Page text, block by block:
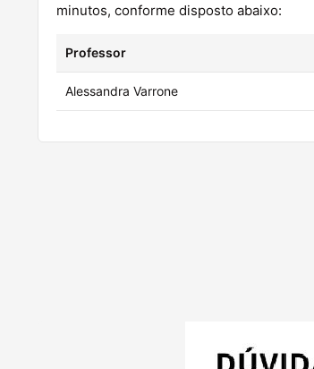
minutos, conforme disposto abaixo:
Professor
Alessandra Varrone